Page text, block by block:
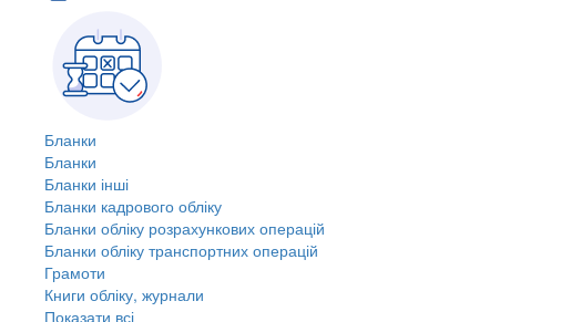
Бланки
Бланки
Бланки інші
Бланки кадрового обліку
Бланки обліку розрахункових операцій
Бланки обліку транспортних операцій
Грамоти
Книги обліку, журнали
Показати всі